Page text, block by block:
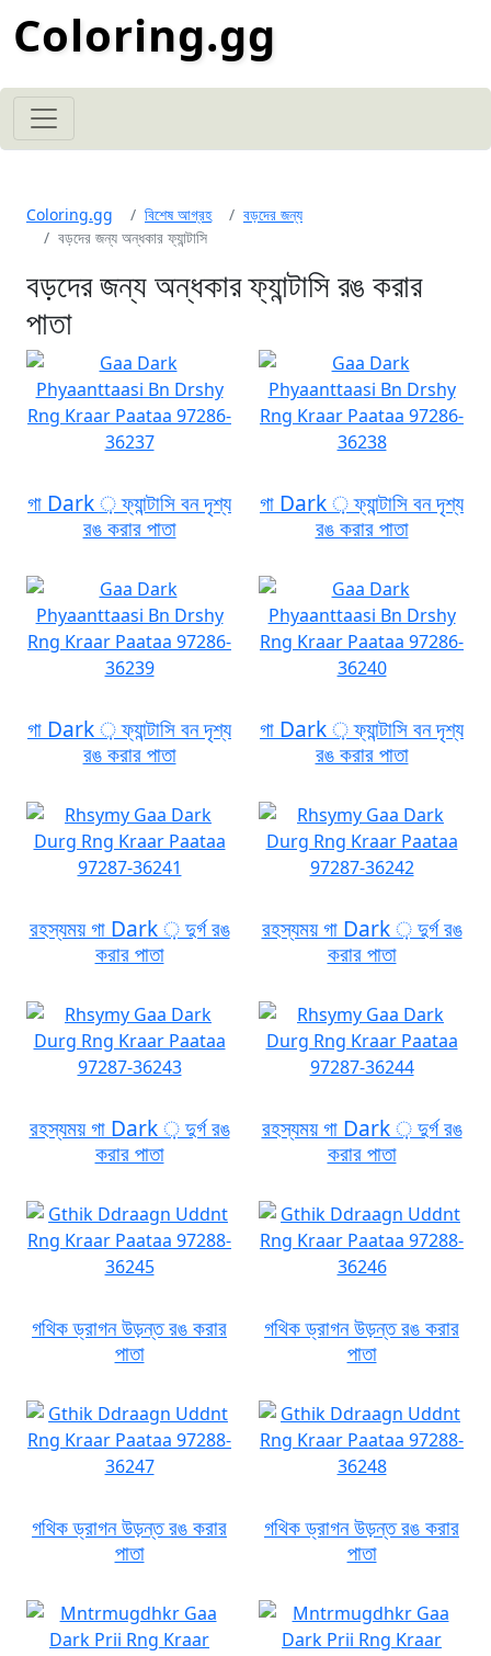
Coloring.gg
Coloring.gg বিশেষ আগ্রহ
বড়দের জন্য
বড়দের জন্য অন্ধকার ফ্যান্টাসি
বড়দের জন্য অন্ধকার ফ্যান্টাসি রঙ করার
পাতা
গা Dark ় ফ্যান্টাসি বন দৃশ্য
রঙ করার পাতা
গা Dark ় ফ্যান্টাসি বন দৃশ্য
রঙ করার পাতা
গা Dark ় ফ্যান্টাসি বন দৃশ্য
রঙ করার পাতা
গা Dark ় ফ্যান্টাসি বন দৃশ্য
রঙ করার পাতা
রহস্যময় গা Dark ় দুর্গ রঙ
করার পাতা
রহস্যময় গা Dark ় দুর্গ রঙ
করার পাতা
রহস্যময় গা Dark ় দুর্গ রঙ
করার পাতা
রহস্যময় গা Dark ় দুর্গ রঙ
করার পাতা
গথিক ড্রাগন উড়ন্ত রঙ করার
পাতা
গথিক ড্রাগন উড়ন্ত রঙ করার
পাতা
গথিক ড্রাগন উড়ন্ত রঙ করার
পাতা
গথিক ড্রাগন উড়ন্ত রঙ করার
পাতা